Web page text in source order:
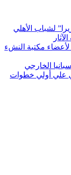
لشباب الأهلي
مكتبة النشء
الخارجي
السكندري 2007 يمضي علي أولي خطوات